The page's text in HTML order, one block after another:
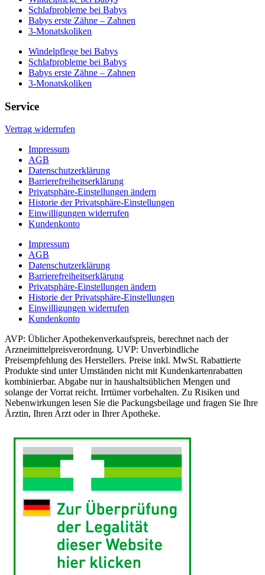
Schlafprobleme bei Babys
Babys erste Zähne – Zahnen
3-Monatskoliken
Windelpflege bei Babys
Schlafprobleme bei Babys
Babys erste Zähne – Zahnen
3-Monatskoliken
Service
Vertrag widerrufen
Impressum
AGB
Datenschutzerklärung
Barrierefreiheitserklärung
Privatsphäre-Einstellungen ändern
Historie der Privatsphäre-Einstellungen
Einwilligungen widerrufen
Kundenkonto
Impressum
AGB
Datenschutzerklärung
Barrierefreiheitserklärung
Privatsphäre-Einstellungen ändern
Historie der Privatsphäre-Einstellungen
Einwilligungen widerrufen
Kundenkonto
AVP: Üblicher Apothekenverkaufspreis, berechnet nach der
Arzneimittelpreisverordnung. UVP: Unverbindliche
Preisempfehlung des Herstellers. Preise inkl. MwSt. Rabattierte
Produkte sind unter Umständen nicht mit Kundenkartenrabatten
kombinierbar. Abgabe nur in haushaltsüblichen Mengen und
solange der Vorrat reicht. Irrtümer vorbehalten. Zu Risiken und
Nebenwirkungen lesen Sie die Packungsbeilage und fragen Sie Ihre
Ärztin, Ihren Arzt oder in Ihrer Apotheke.